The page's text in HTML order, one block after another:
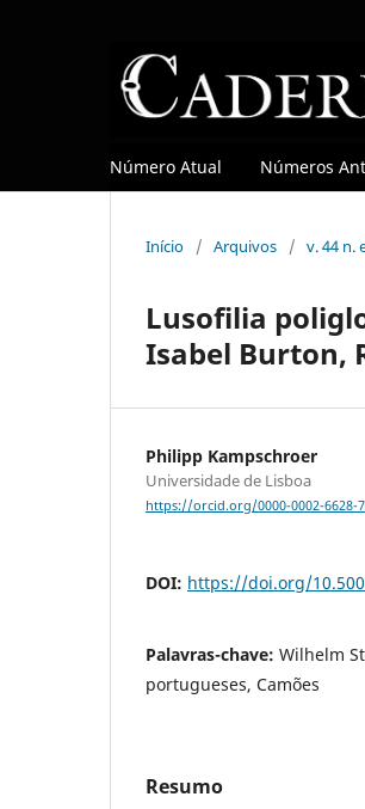
Número Atual Números
Início / Arquivos / v. 44 n.
Lusofilia
Isabel Burton,
Philipp Kampschroer
Universidade de Lisboa
https://orcid.org/0000-0002-6628-
DOI: https://doi.org/
Palavras-chave: Wilhelm
portugueses, Camões
Resumo